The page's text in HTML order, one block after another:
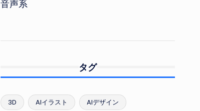
音声系
タグ
3D AIイラスト AIデザイン